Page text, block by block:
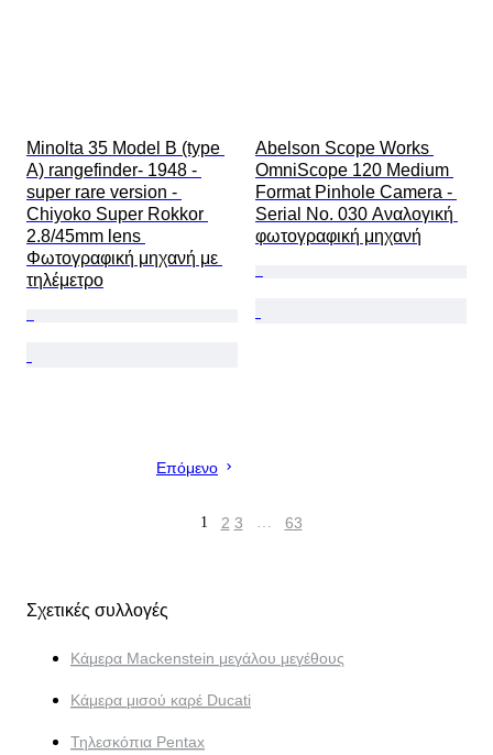
Minolta 35 Model B (type
A) rangefinder- 1948 -
super rare version -
Chiyoko Super Rokkor
2.8/45mm lens
Φωτογραφική μηχανή με
τηλέμετρο
Abelson Scope Works
OmniScope 120 Medium
Format Pinhole Camera -
Serial No. 030 Αναλογική
φωτογραφική μηχανή
Επόμενο
1 2 3 … 63
Σχετικές συλλογές
Κάμερα Mackenstein μεγάλου μεγέθους
Κάμερα μισού καρέ Ducati
Τηλεσκόπια Pentax